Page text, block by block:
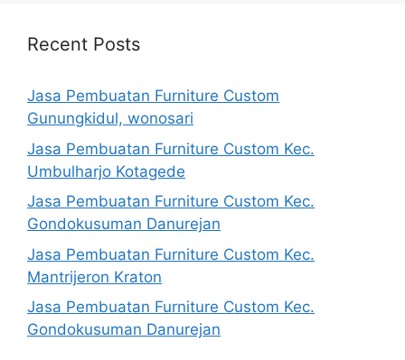
Recent Posts
Jasa Pembuatan Furniture Custom
Gunungkidul, wonosari
Jasa Pembuatan Furniture Custom Kec.
Umbulharjo Kotagede
Jasa Pembuatan Furniture Custom Kec.
Gondokusuman Danurejan
Jasa Pembuatan Furniture Custom Kec.
Mantrijeron Kraton
Jasa Pembuatan Furniture Custom Kec.
Gondokusuman Danurejan